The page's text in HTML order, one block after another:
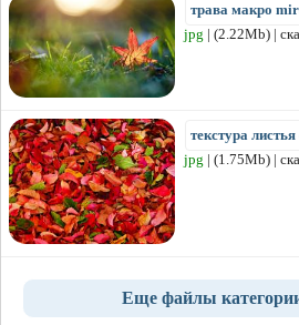
трава макро
jpg | (2.22Mb) |
текстура
jpg | (1.75Mb) |
Еще файлы